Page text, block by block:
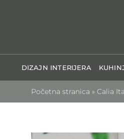
DIZAJN INTERIJERA
Početna stranica » Calia